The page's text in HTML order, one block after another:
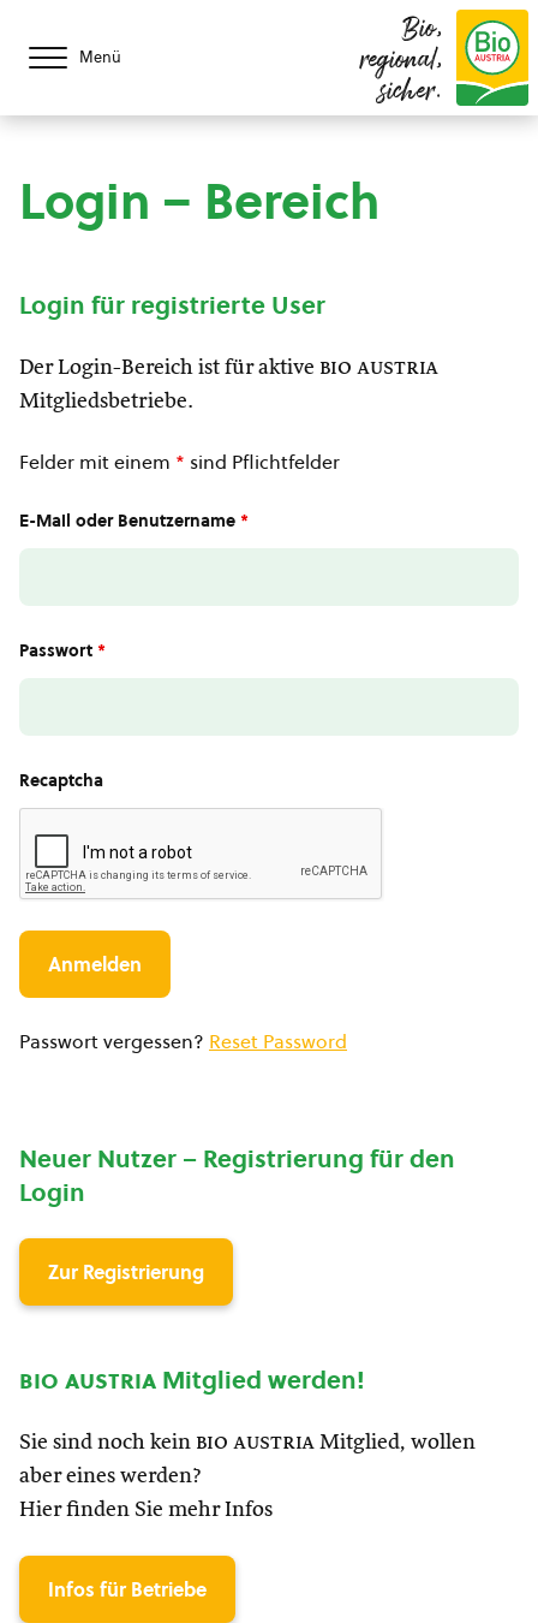
Menü
Bio,
regional,
sicher.
Login – Bereich
Login für registrierte User
Der Login-Bereich ist für aktive bio austria
Mitgliedsbetriebe.
Felder mit einem * sind Pflichtfelder
E-Mail oder Benutzername *
Passwort *
Recaptcha
Passwort vergessen? Reset Password
Neuer Nutzer – Registrierung für den
Login
Zur Registrierung
bio austria Mitglied werden!
Sie sind noch kein bio austria Mitglied, wollen
aber eines werden?
Hier finden Sie mehr Infos
Infos für Betriebe